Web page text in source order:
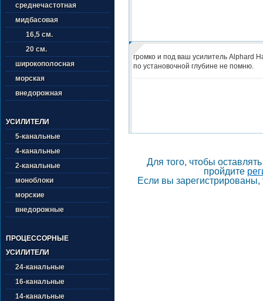
среднечастотная
мидбасовая
16,5 см.
20 см.
широкополосная
морская
внедорожная
УСИЛИТЕЛИ
5-канальные
4-канальные
2-канальные
моноблоки
морские
внедорожные
ПРОЦЕССОРНЫЕ
УСИЛИТЕЛИ
24-канальные
16-канальные
14-канальные
громко и под ваш усилитель Alphard
по установочной глубине не помню.
Для того, чтобы
пройдите
Если вы